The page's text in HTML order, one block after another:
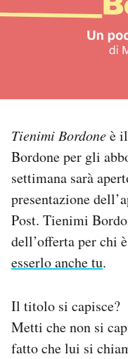
I MIEI PREFERITI
CALENDARIO
AREA PERSONALE
Area Personale
Notifiche mobile
Regala il Post
Hai bisogno di
Tienimi Bordoneè
Bordone per gli
settimana sarà
presentazione
Post. Tienimi
dell’offerta per chi
esserlo anche tu.
Il titolo si capisce?
Metti che non si
fatto che lui si